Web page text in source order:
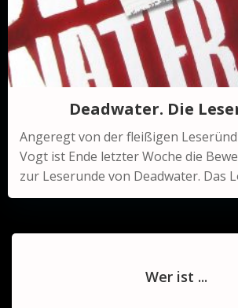
Deadwater. Die
Angeregt von der fleißigen
Vogt ist Ende letzter Woche die
zur Leserunde von Deadwater. Das
Wer ist ...